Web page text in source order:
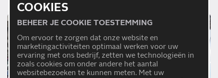
COOKIES
BEHEER JE COOKIE TOESTEMMING
Om ervoor te zorgen dat onze website en
marketingactiviteiten optimaal werken voor uw
ervaring met ons bedrijf, zetten we technologieën in
zoals cookies om onder andere het aantal
websitebezoeken te kunnen meten. Met uw